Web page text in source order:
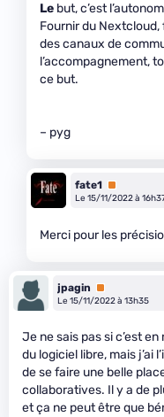
Le but, c’est
Fournir du
des canaux de
l’accompagnement,
ce but.
– pyg
fate1 Premium
Le 15/11/2022 à
Merci pour les
jpagin
Premium
Le 15/11/2022 à 13h35
Je ne sais pas si c’est
du logiciel libre, mais j’ai
de se faire une belle
collaboratives. Il y a de
et ça ne peut être que